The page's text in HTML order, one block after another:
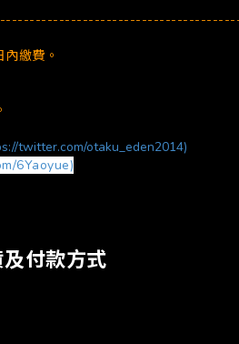
繳費。
twitter.com/otaku_eden2014)
6Yaoyue)
付款方式